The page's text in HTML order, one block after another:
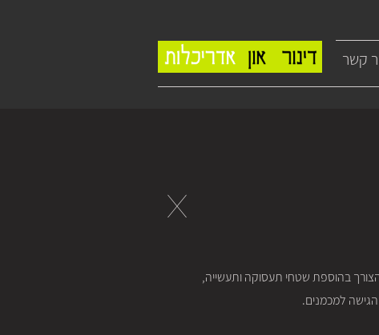
קשר
X
הצורך בהוספת שטחי תעסוקה ותעשייה,
למכמנים.